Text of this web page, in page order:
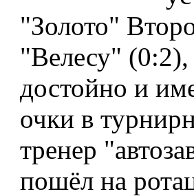
"Золото"
"Велесу" (0:2),
достойно и
очки в
тренер
пошёл на